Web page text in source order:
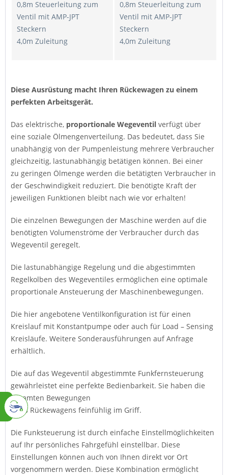
0,8m Steuerleitung zum
Ventil mit AMP-JPT
Steckern
4,0m Zuleitung
0,8m Steuerleitung zum
Ventil mit AMP-JPT
Steckern
4,0m Zuleitung
Diese Ausrüstung macht Ihren Rückewagen zu einem
perfekten Arbeitsgerät.
Das elektrische, proportionale Wegeventil verfügt über
eine soziale Ölmengenverteilung. Das bedeutet, dass Sie
unabhängig von der Pumpenleistung mehrere Verbraucher
gleichzeitig, lastunabhängig betätigen können. Bei einer
zu geringen Ölmenge werden die betätigten Verbraucher in
der Geschwindigkeit reduziert. Die benötigte Kraft der
jeweiligen Funktionen bleibt nach wie vor erhalten!
Die einzelnen Bewegungen der Maschine werden auf die
benötigten Volumenströme der Verbraucher durch das
Wegeventil geregelt.
Die lastunabhängige Regelung und die abgestimmten
Regelkolben des Wegeventiles ermöglichen eine optimale
proportionale Ansteuerung der Maschinenbewegungen.
Die hier angebotene Ventilkonfiguration ist für einen
Kreislauf mit Konstantpumpe oder auch für Load – Sensing
Kreisläufe. Weitere Sonderausführungen auf Anfrage
erhältlich.
Die auf das Wegeventil abgestimmte Funkfernsteuerung
gewährleistet eine perfekte Bedienbarkeit. Sie haben die
gesamten Bewegungen
Ihres Rückewagens feinfühlig im Griff.
Die Funksteuerung ist durch einfache Einstellmöglichkeiten
auf Ihr persönliches Fahrgefühl einstellbar. Diese
Einstellungen können auch von Ihnen direkt vor Ort
vorgenommern werden. Diese Kombination ermöglicht